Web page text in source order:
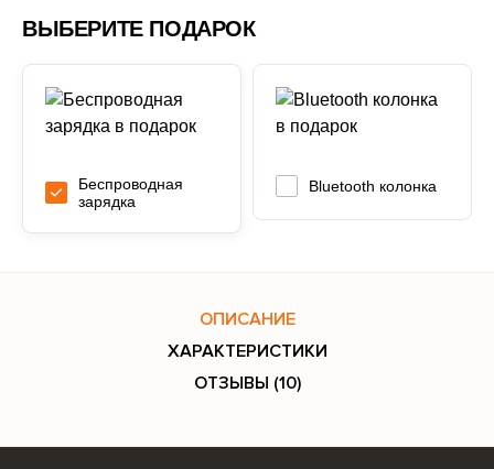
ВЫБЕРИТЕ ПОДАРОК
Беспроводная
зарядка
Bluetooth колонка
ОПИСАНИЕ
ХАРАКТЕРИСТИКИ
ОТЗЫВЫ (10)